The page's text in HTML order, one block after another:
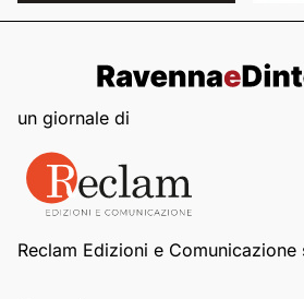
un giornale di
Reclam Edizioni e Comunicazione